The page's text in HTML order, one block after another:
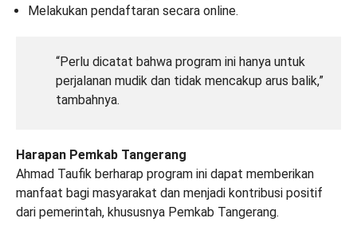
Melakukan pendaftaran secara online.
“Perlu dicatat bahwa program ini hanya untuk
perjalanan mudik dan tidak mencakup arus balik,”
tambahnya.
Harapan Pemkab Tangerang
Ahmad Taufik berharap program ini dapat memberikan
manfaat bagi masyarakat dan menjadi kontribusi positif
dari pemerintah, khususnya Pemkab Tangerang.